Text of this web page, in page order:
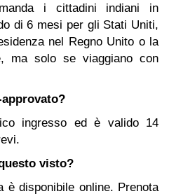
i cittadini indiani in
di 6 mesi per gli Stati Uniti,
nel Regno Unito o la
ma solo se viaggiano con
ingresso ed è valido 14
visto?
è disponibile online. Prenota